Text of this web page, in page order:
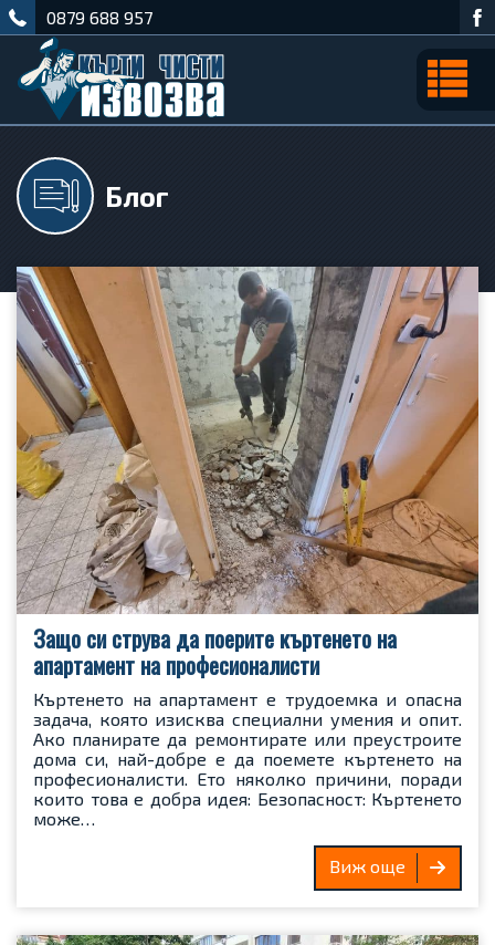
0879 688 957
Блог
Защо си струва да поерите къртенето на
апартамент на професионалисти
Къртенето на апартамент е трудоемка и опасна
задача, която изисква специални умения и опит.
Ако планирате да ремонтирате или преустроите
дома си, най-добре е да поемете къртенето на
професионалисти. Ето няколко причини, поради
които това е добра идея: Безопасност: Къртенето
може…
Виж още